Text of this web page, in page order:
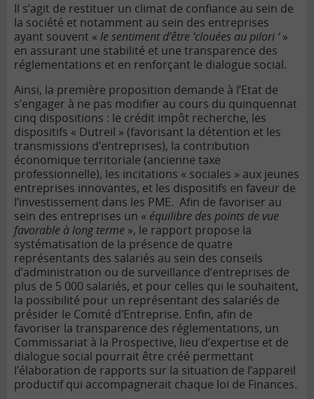
Il s’agit de restituer un climat de confiance au sein de
la société et notamment au sein des entreprises
ayant souvent « le sentiment d’être ‘clouées au pilori ‘»
en assurant une stabilité et une transparence des
réglementations et en renforçant le dialogue social.
Ainsi, la première proposition demande à l’Etat de
s’engager à ne pas modifier au cours du quinquennat
cinq dispositions : le crédit impôt recherche, les
dispositifs « Dutreil » (favorisant la détention et les
transmissions d’entreprises), la contribution
économique territoriale (ancienne taxe
professionnelle), les incitations « sociales » aux jeunes
entreprises innovantes, et les dispositifs en faveur de
l’investissement dans les PME. Afin de favoriser au
sein des entreprises un « équilibre des points de vue
favorable à long terme », le rapport propose la
systématisation de la présence de quatre
représentants des salariés au sein des conseils
d’administration ou de surveillance d’entreprises de
plus de 5 000 salariés, et pour celles qui le souhaitent,
la possibilité pour un représentant des salariés de
présider le Comité d’Entreprise. Enfin, afin de
favoriser la transparence des réglementations, un
Commissariat à la Prospective, lieu d’expertise et de
dialogue social pourrait être créé permettant
l’élaboration de rapports sur la situation de l’appareil
productif qui accompagnerait chaque loi de Finances.